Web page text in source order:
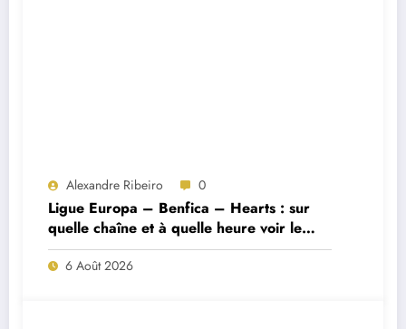
Alexandre Ribeiro 0
Ligue Europa – Benfica – Hearts : sur
quelle chaîne et à quelle heure voir le
match ?
6 Août 2026